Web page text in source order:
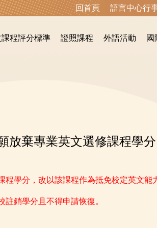
回首頁 語言中心行
程評分標準 證照課程 外語活動 國
放棄專業英文選修課程學
學分，改以該課程作為抵免校定英文能
註銷學分 且 不得申請恢復。